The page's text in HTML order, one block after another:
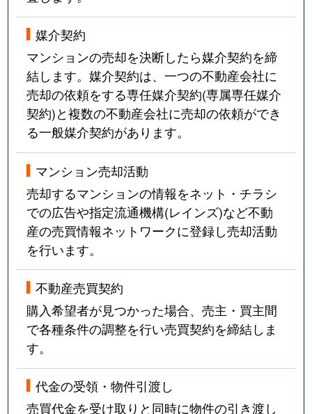
媒介契約
マンションの売却を決断したら媒介契約を締
結します。媒介契約は、一つの不動産会社に
売却の依頼をする専任媒介契約(専属専任媒介
契約)と複数の不動産会社に売却の依頼ができ
る一般媒介契約があります。
マンション売却活動
売却するマンションの情報をネット・チラシ
での広告や指定流通機構(レインズ)など不動
産の売買情報ネットワークに登録し売却活動
を行います。
不動産売買契約
購入希望者が見つかった場合、売主・買主間
で各種条件の調整を行い売買契約を締結しま
す。
代金の受領・物件引渡し
売買代金を受け取りと同時に物件の引き渡し